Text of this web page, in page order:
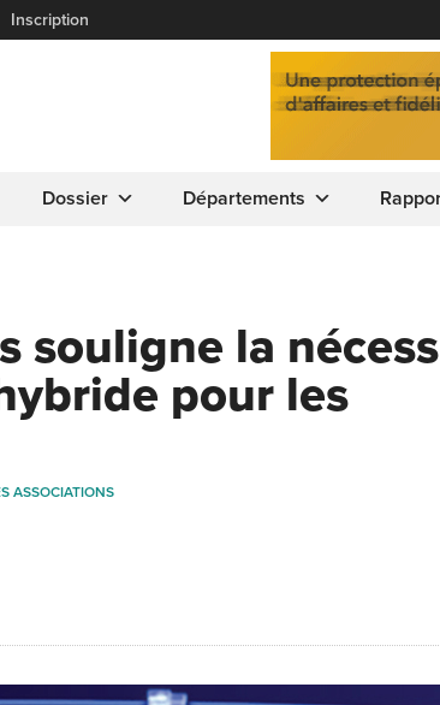
Inscription
Dossier Départements
souligne la
pour les
ASSOCIATIONS